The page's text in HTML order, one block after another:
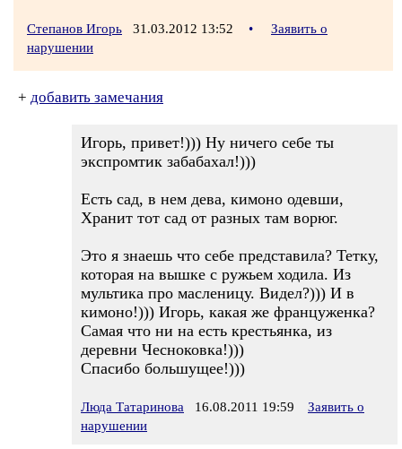
Степанов Игорь 31.03.2012 13:52 •
Заявить о
нарушении
+ добавить замечания
Игорь, привет!))) Ну ничего себе ты
экспромтик забабахал!)))
Есть сад, в нем дева, кимоно одевши,
Хранит тот сад от разных там ворюг.
Это я знаешь что себе представила? Тетку,
которая на вышке с ружьем ходила. Из
мультика про масленицу. Видел?))) И в
кимоно!))) Игорь, какая же француженка?
Самая что ни на есть крестьянка, из
деревни Чесноковка!)))
Спасибо большущее!)))
Люда Татаринова 16.08.2011 19:59
Заявить о
нарушении